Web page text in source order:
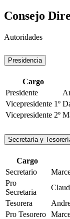
Consejo
Autoridades
Presidencia
Cargo
Presidente
Vicepresidente 1º
Vicepresidente 2º
Secretaría y
Cargo
Secretario
Pro
Secretaria
Tesorera
Pro Tesorero